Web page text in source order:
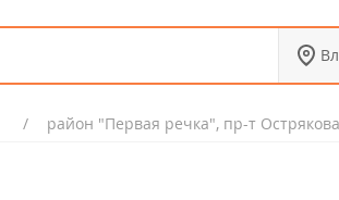
район "Первая речка", пр-т